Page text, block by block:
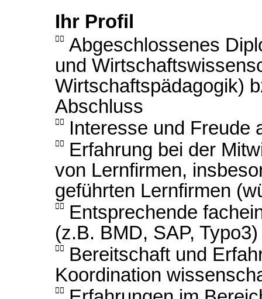
Ihr Profil

Abgeschlossenes
und
Wirtschaftspädagogik)
Abschluss
 Interesse und Freude

Erfahrung bei der
von Lernfirmen,
geführten Lernfirmen

Entsprechende
(z.B. BMD, SAP,

Bereitschaft und
Koordination
